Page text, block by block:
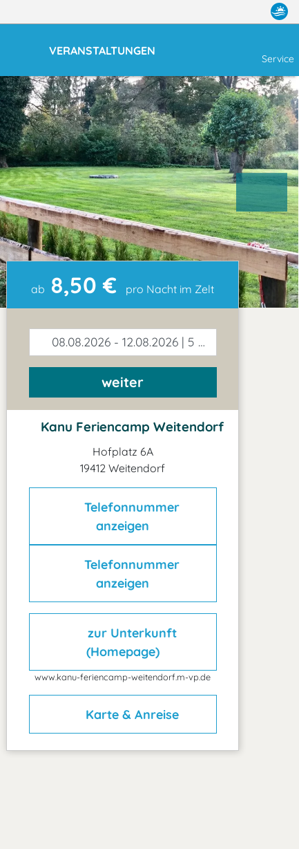
VERANSTALTUNGEN
Service
ab 8,50 € pro Nacht im Zelt
08.08.2026 - 12.08.2026 | 5 Tage
weiter
Kanu Feriencamp Weitendorf
Hofplatz 6A
19412 Weitendorf
Telefonnummer
anzeigen
Telefonnummer
anzeigen
zur Unterkunft
(Homepage)
www.kanu-feriencamp-weitendorf.m-vp.de
Karte & Anreise